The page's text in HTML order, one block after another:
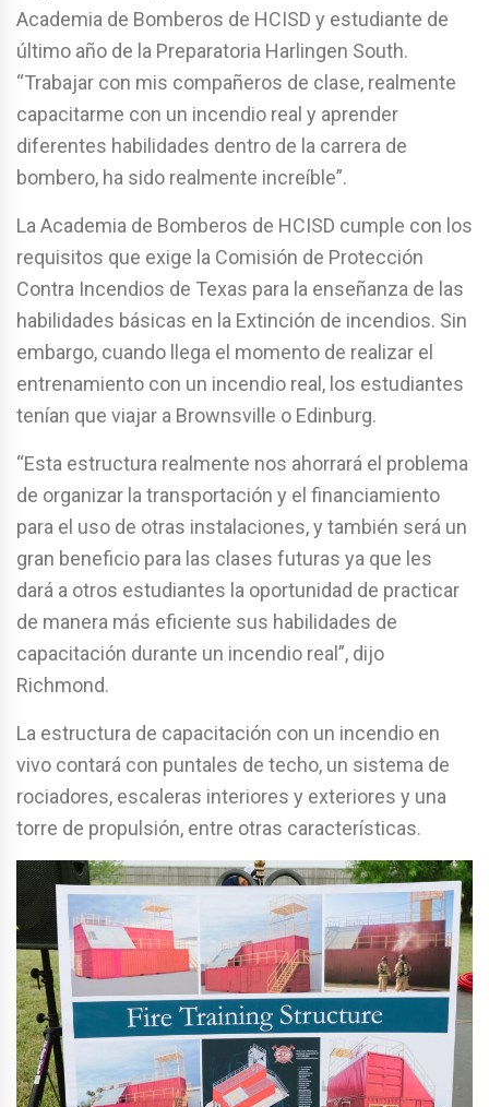
Academia de Bomberos de HCISD y estudiante de
último año de la Preparatoria Harlingen South.
“Trabajar con mis compañeros de clase, realmente
capacitarme con un incendio real y aprender
diferentes habilidades dentro de la carrera de
bombero, ha sido realmente increíble”.
La Academia de Bomberos de HCISD cumple con los
requisitos que exige la Comisión de Protección
Contra Incendios de Texas para la enseñanza de las
habilidades básicas en la Extinción de incendios. Sin
embargo, cuando llega el momento de realizar el
entrenamiento con un incendio real, los estudiantes
tenían que viajar a Brownsville o Edinburg.
“Esta estructura realmente nos ahorrará el problema
de organizar la transportación y el financiamiento
para el uso de otras instalaciones, y también será un
gran beneficio para las clases futuras ya que les
dará a otros estudiantes la oportunidad de practicar
de manera más eficiente sus habilidades de
capacitación durante un incendio real”, dijo
Richmond.
La estructura de capacitación con un incendio en
vivo contará con puntales de techo, un sistema de
rociadores, escaleras interiores y exteriores y una
torre de propulsión, entre otras características.